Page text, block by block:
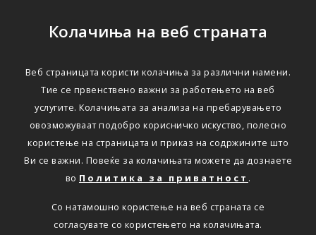
Колачиња на веб страната
Веб страницата користи колачиња за различни намени.
Тие се првенствено важни за работењето на веб
услугите. Колачињата за анализа на пребарувањето
овозможуваат подобро корисничко искуство, полесно
користење на страницата и приказ на содржините што
Ви се важни. Повеќе за колачињата можете да дознаете
во Политика за приватност .
Со натамошно користење на веб страната се
согласувате со користењето на колачињата.